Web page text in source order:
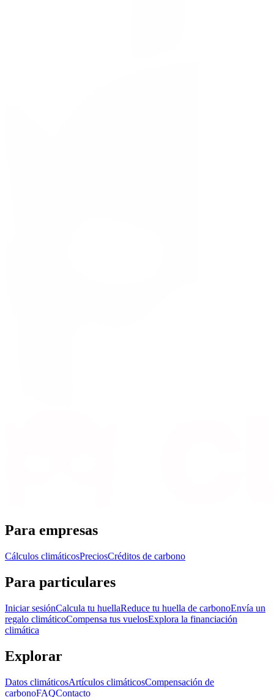
Para empresas
Cálculos climáticosPreciosCréditos de carbono
Para particulares
Iniciar sesiónCalcula tu huellaReduce tu huella de carbonoEnvía un
regalo climáticoCompensa tus vuelosExplora la financiación
climática
Explorar
Datos climáticosArtículos climáticosCompensación de
carbonoFAQContacto